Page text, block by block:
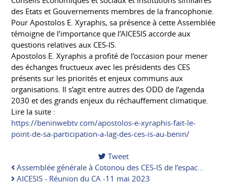
des Etats et Gouvernements membres de la francophonie.
Pour Apostolos E. Xyraphis, sa présence à cette Assemblée
témoigne de l’importance que l’AICESIS accorde aux
questions relatives aux CES-IS.
Apostolos E. Xyraphis a profité de l’occasion pour mener
des échanges fructueux avec les présidents des CES
présents sur les priorités et enjeux communs aux
organisations. Il s’agit entre autres des ODD de l’agenda
2030 et des grands enjeux du réchauffement climatique.
Lire la suite :
https://beninwebtv.com/apostolos-e-xyraphis-fait-le-
point-de-sa-participation-a-lag-des-ces-is-au-benin/
Tweet
pinterest
Assemblée générale à Cotonou des CES-IS de l’espac...
AICESIS - Réunion du CA -11 mai 2023